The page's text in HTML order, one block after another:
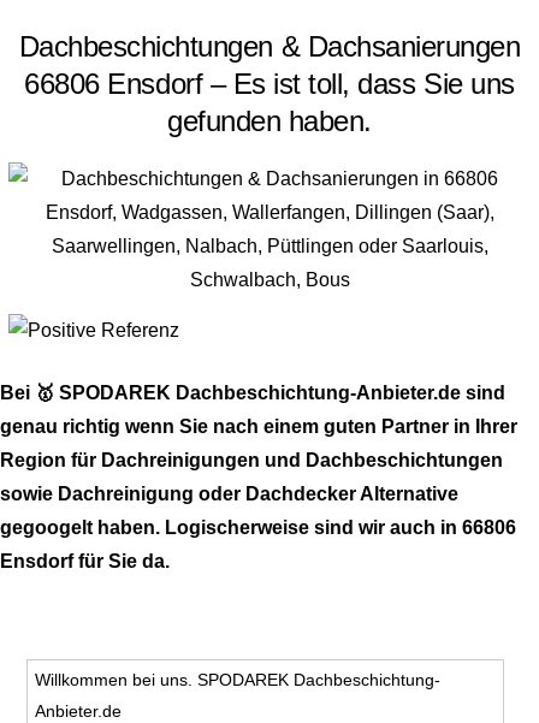
Dachbeschichtungen & Dachsanierungen
66806 Ensdorf – Es ist toll, dass Sie uns
gefunden haben.
Bei 🥇 SPODAREK Dachbeschichtung-Anbieter.de sind
genau richtig wenn Sie nach einem guten Partner in Ihrer
Region für Dachreinigungen und Dachbeschichtungen
sowie Dachreinigung oder Dachdecker Alternative
gegoogelt haben. Logischerweise sind wir auch in 66806
Ensdorf für Sie da.
Willkommen bei uns. SPODAREK Dachbeschichtung-
Anbieter.de